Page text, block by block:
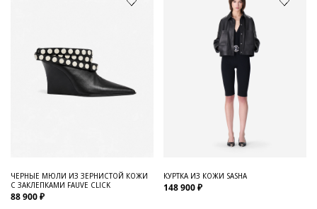
ЧЕРНЫЕ МЮЛИ ИЗ ЗЕРНИСТОЙ КОЖИ
С ЗАКЛЕПКАМИ FAUVE CLICK
88 900 ₽
КУРТКА ИЗ КОЖИ SASHA
148 900 ₽